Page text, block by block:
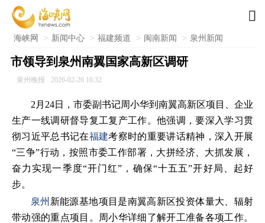

海峡网 > 新闻中心 > 福建频道 > 闽南新闻 > 泉州新闻
市领导到泉州南翼国家高新区调研
泉州晚报 2026-02-26 16:32
2月24日，市委副书记周小华到南翼高新区项目、企业
生产一线调研督导复工复产工作。他强调，要深入学习贯
彻习近平总书记在福建考察时的重要讲话精神，深入开展
“三争”行动，按照市委工作部署，大拼经济、大抓发展，
奋力实现一季度“开门红”，确保“十五五”开好局、起好
步。
泉州 新能源基地项目是南翼高新区投资体量大、辐射
带动强的重点项目。周小华详细了解开工准备各项工作。